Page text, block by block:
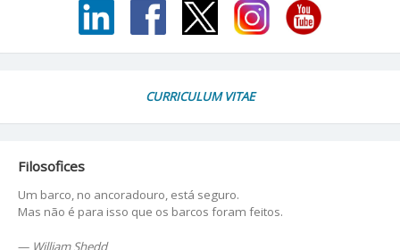
CURRICULUM VITAE
Filosofices
Um barco, no ancoradouro, está seguro.
Mas não é para isso que os barcos foram feitos.
— William Shedd